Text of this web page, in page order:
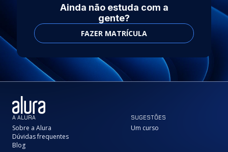
Ainda não estuda com a
gente?
FAZER MATRÍCULA
A ALURA
Sobre a Alura
Dúvidas frequentes
Blog
SUGESTÕES
Um curso